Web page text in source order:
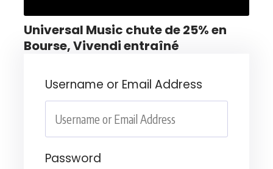
Universal Music chute de 25% en
Bourse, Vivendi entraîné
Username or Email Address
Password